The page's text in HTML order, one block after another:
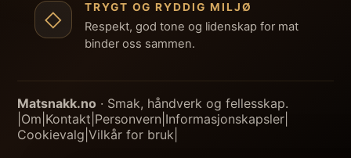
◇
TRYGT OG RYDDIG MILJØ
Respekt, god tone og lidenskap for mat
binder oss sammen.
Matsnakk.no · Smak, håndverk og fellesskap.
Om Kontakt Personvern Informasjonskapsler
Cookievalg Vilkår for bruk